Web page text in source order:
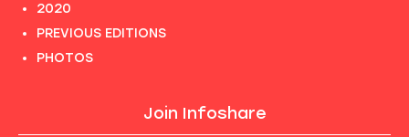
2020
PREVIOUS EDITIONS
PHOTOS
Join Infoshare